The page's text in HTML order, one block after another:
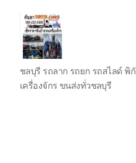
รถยก
รถ
ชลบุรี รถลาก รถยก รถสไลด์ พิ
เครื่องจักร ขนส่งทั่วชลบุรี